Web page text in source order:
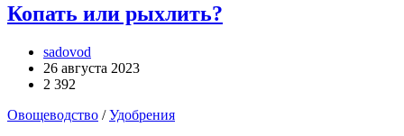
Копать или рыхлить?
sadovod
26 августа 2023
2 392
Овощеводство /Удобрения